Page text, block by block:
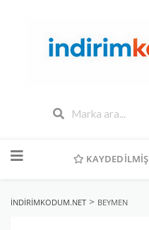
geç
KAYDEDILMIŞ
INDIRIMKODUM.NET > BEYMEN